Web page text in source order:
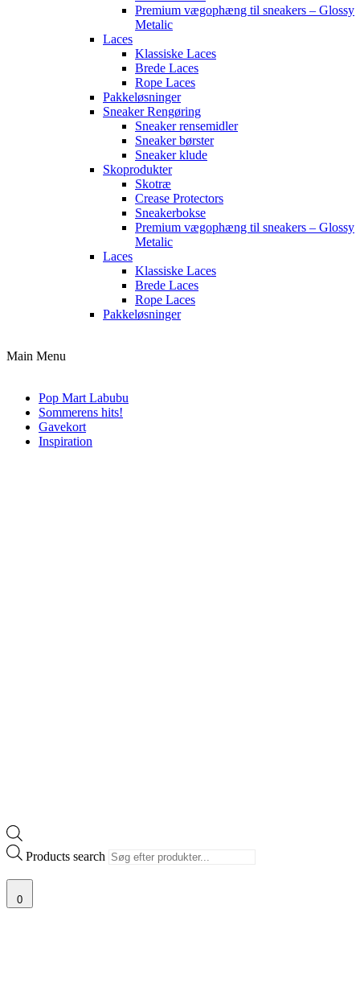
Premium vægophæng til sneakers – Glossy
Metalic
Laces
Klassiske Laces
Brede Laces
Rope Laces
Pakkeløsninger
Sneaker Rengøring
Sneaker rensemidler
Sneaker børster
Sneaker klude
Skoprodukter
Skotræ
Crease Protectors
Sneakerbokse
Premium vægophæng til sneakers – Glossy
Metalic
Laces
Klassiske Laces
Brede Laces
Rope Laces
Pakkeløsninger
Main Menu
Pop Mart Labubu
Sommerens hits!
Gavekort
Inspiration
Products search
0